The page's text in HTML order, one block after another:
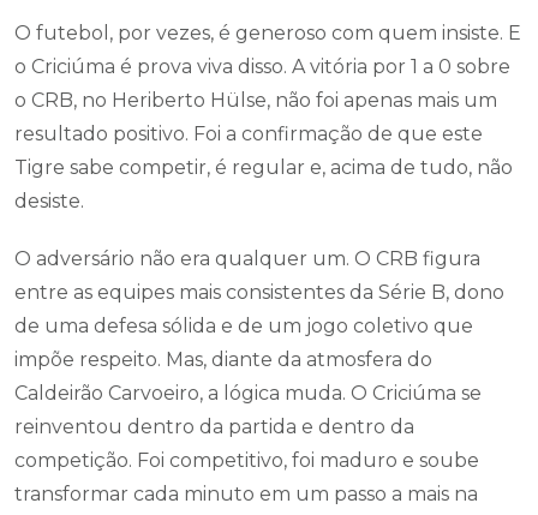
O futebol, por vezes, é generoso com quem insiste. E
o Criciúma é prova viva disso. A vitória por 1 a 0 sobre
o CRB, no Heriberto Hülse, não foi apenas mais um
resultado positivo. Foi a confirmação de que este
Tigre sabe competir, é regular e, acima de tudo, não
desiste.
O adversário não era qualquer um. O CRB figura
entre as equipes mais consistentes da Série B, dono
de uma defesa sólida e de um jogo coletivo que
impõe respeito. Mas, diante da atmosfera do
Caldeirão Carvoeiro, a lógica muda. O Criciúma se
reinventou dentro da partida e dentro da
competição. Foi competitivo, foi maduro e soube
transformar cada minuto em um passo a mais na